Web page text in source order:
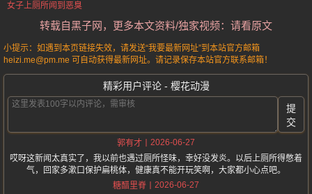
女子上厕所闻到恶臭
转载自黑子网，更多本文资料/独家视频：请看原文
小提示：如遇到本页链接失效，请发送“我要最新网址”到本站官方邮箱
heizi.me@pm.me 可自动获得最新网址。请记录保存本站官方联系邮箱！
精彩用户评论 - 樱花动漫
提
交
郭有才
2026-06-27
哎呀这新闻太真实了，我以前也遇过厕所怪味，幸好没发炎。以后上厕所得憋着
气，回家多漱口保护扁桃体，健康真不能开玩笑啊，大家都小心点吧。
糖醋里脊
2026-06-27